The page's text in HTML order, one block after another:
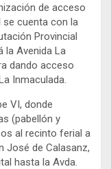
de acceso
se cuenta con la
Provincial
la Avenida La
dando acceso
Inmaculada.
VI, donde
(pabellón y
al recinto ferial a
José de Calasanz,
hasta la Avda.